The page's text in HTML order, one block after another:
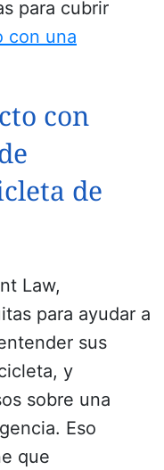
para cubrir
con una
con
de
Law,
para ayudar a
sus
y
sobre una
Eso
que